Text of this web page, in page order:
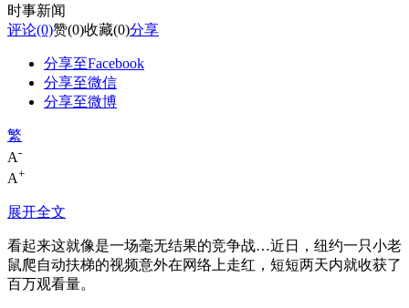
时事新闻
评论(0)赞(0)收藏(0)分享
分享至Facebook
分享至微信
分享至微博
繁
A-
A+
展开全文
看起来这就像是一场毫无结果的竞争战…近日，纽约一只小老
鼠爬自动扶梯的视频意外在网络上走红，短短两天内就收获了
百万观看量。